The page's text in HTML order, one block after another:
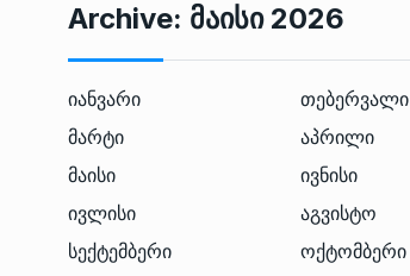
Archive: Მაისი 2026
იანვარი
თებერვალი
მარტი
აპრილი
მაისი
ივნისი
ივლისი
აგვისტო
სექტემბერი
ოქტომბერი